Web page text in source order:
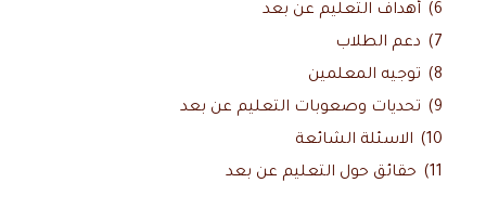
6)
أهداف التعليم عن بعد
7)
دعم الطلاب
8)
توجيه المعلمين
9)
تحديات وصعوبات التعليم عن بعد
10)
الاسئلة الشائعة
11)
حقائق حول التعليم عن بعد